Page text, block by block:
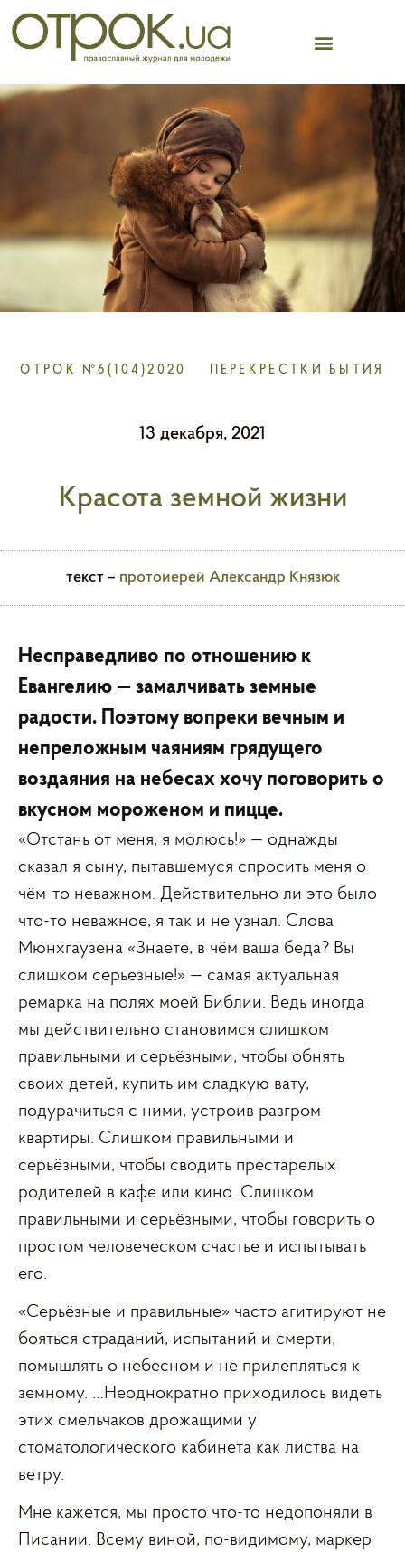
Перейти
содержимому
ОТРОК №6(104)2020 ПЕРЕКРЕСТКИ БЫТИЯ
13 декабря, 2021
Красота земной жизни
текст – протоиерей Александр Князюк
Несправедливо по отношению к
Евангелию — замалчивать земные
радости. Поэтому вопреки вечным и
непреложным чаяниям грядущего
воздаяния на небесах хочу поговорить о
вкусном мороженом и пицце.
«Отстань от меня, я молюсь!» — однажды
сказал я сыну, пытавшемуся спросить меня о
чём-то неважном. Действительно ли это было
что-то неважное, я так и не узнал. Слова
Мюнхгаузена «Знаете, в чём ваша беда? Вы
слишком серьёзные!» — самая актуальная
ремарка на полях моей Библии. Ведь иногда
мы действительно становимся слишком
правильными и серьёзными, чтобы обнять
своих детей, купить им сладкую вату,
подурачиться с ними, устроив разгром
квартиры. Слишком правильными и
серьёзными, чтобы сводить престарелых
родителей в кафе или кино. Слишком
правильными и серьёзными, чтобы говорить о
простом человеческом счастье и испытывать
его.
«Серьёзные и правильные» часто агитируют не
бояться страданий, испытаний и смерти,
помышлять о небесном и не прилепляться к
земному. …Неоднократно приходилось видеть
этих смельчаков дрожащими у
стоматологического кабинета как листва на
ветру.
Мне кажется, мы просто что-то недопоняли в
Писании. Всему виной, по-видимому, маркер